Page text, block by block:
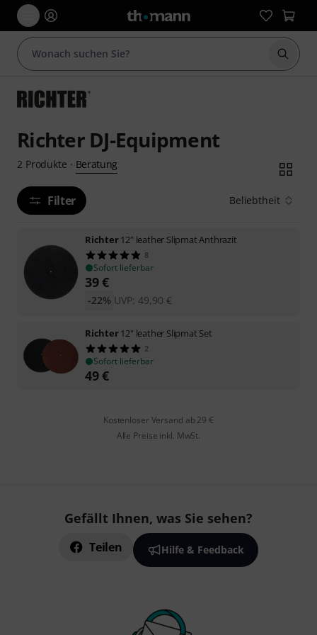
Suche
Richter DJ-Equipment
2 Produkte · Beratung
Filter Beliebtheit
Richter12" leather Slipmat Anthrazit
8
Sofort lieferbar
39€
UVP: 49,90 €
-22%
Richter12" leather Slipmat Set
2
Sofort lieferbar
49€
Kostenloser Versand ab 29 €
Alle Preise inkl. MwSt.
Gefällt Ihnen, was Sie sehen?
Teilen Hilfe & Feedback